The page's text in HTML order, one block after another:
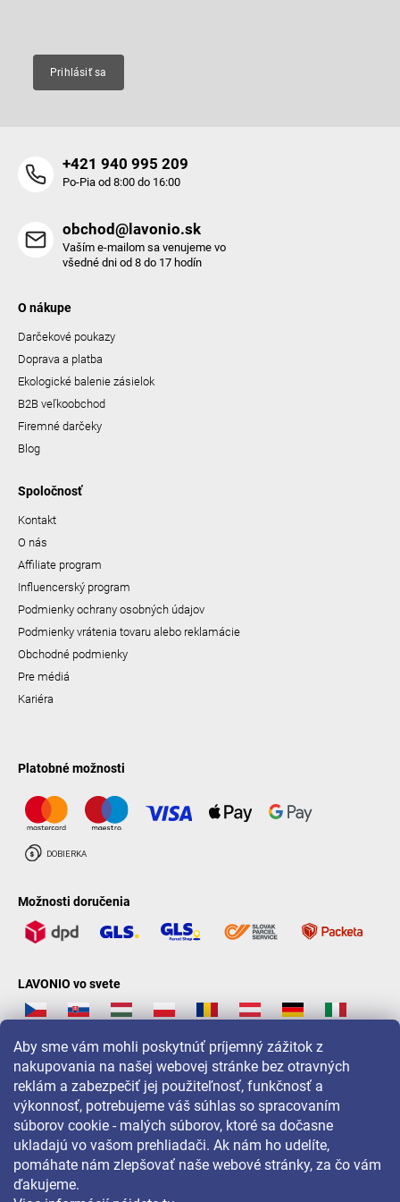
Aby sme vám mohli poskytnúť príjemný zážitok z
nakupovania na našej webovej stránke bez otravných
reklám a zabezpečiť jej použiteľnosť, funkčnosť a
výkonnosť, potrebujeme váš súhlas so spracovaním
súborov cookie - malých súborov, ktoré sa dočasne
ukladajú vo vašom prehliadači. Ak nám ho udelíte,
pomáhate nám zlepšovať naše webové stránky, za čo vám
ďakujeme.
Prihlásiť sa
+421 940 995 209
Po-Pia od 8:00 do 16:00
obchod@lavonio.sk
Vaším e-mailom sa venujeme vo
všedné dni od 8 do 17 hodín
O nákupe
Darčekové poukazy
Doprava a platba
Ekologické balenie zásielok
B2B veľkoobchod
Firemné darčeky
Blog
Spoločnosť
Kontakt
O nás
Affiliate program
Influencerský program
Podmienky ochrany osobných údajov
Podmienky vrátenia tovaru alebo reklamácie
Obchodné podmienky
Pre médiá
Kariéra
Platobné možnosti
Možnosti doručenia
LAVONIO vo svete
Pre akcie, súťaže a zľavy nás sledujte na: